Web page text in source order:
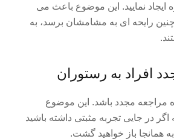
نمایید. این موضوع باعث می
رایحه ای به مشامشان برسد، به
مراجعه مجدد باشد. این موضوع
در جایی تجربه مثبتی داشته باشید
همانجا باز خواهید گشت.